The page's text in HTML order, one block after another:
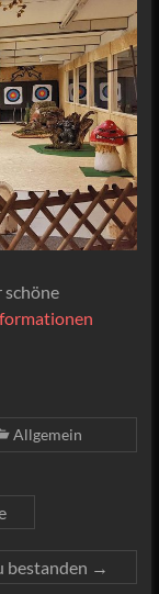
schöne
Allgemein
bestanden →